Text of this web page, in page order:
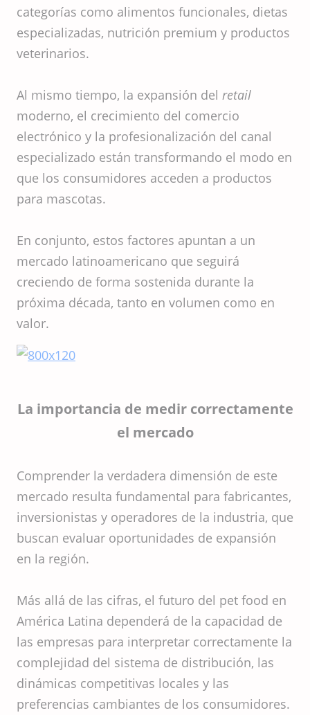
categorías como alimentos funcionales, dietas
especializadas, nutrición premium y productos
veterinarios.
Al mismo tiempo, la expansión del retail
moderno, el crecimiento del comercio
electrónico y la profesionalización del canal
especializado están transformando el modo en
que los consumidores acceden a productos
para mascotas.
En conjunto, estos factores apuntan a un
mercado latinoamericano que seguirá
creciendo de forma sostenida durante la
próxima década, tanto en volumen como en
valor.
La importancia de medir correctamente
el mercado
Comprender la verdadera dimensión de este
mercado resulta fundamental para fabricantes,
inversionistas y operadores de la industria, que
buscan evaluar oportunidades de expansión
en la región.
Más allá de las cifras, el futuro del pet food en
América Latina dependerá de la capacidad de
las empresas para interpretar correctamente la
complejidad del sistema de distribución, las
dinámicas competitivas locales y las
preferencias cambiantes de los consumidores.